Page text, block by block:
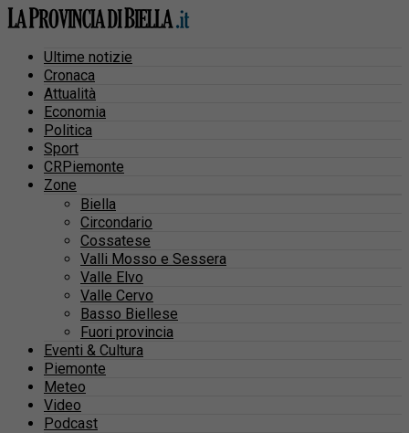
Ultime notizie
Cronaca
Attualità
Economia
Politica
Sport
CRPiemonte
Zone
Biella
Circondario
Cossatese
Valli Mosso e Sessera
Valle Elvo
Valle Cervo
Basso Biellese
Fuori provincia
Eventi & Cultura
Piemonte
Meteo
Video
Podcast